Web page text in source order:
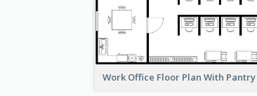
Work Office Floor Plan With Pantry